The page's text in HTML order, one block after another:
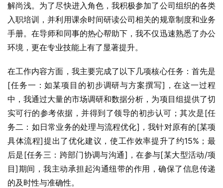
解尚浅。为了尽快进入角色，我积极参加了公司组织的各类
入职培训，并利用课余时间研读公司相关的规章制度和业务
手册。在导师和同事的热心帮助下，我不仅迅速熟悉了办公
环境，更在专业技能上有了显著提升。
在工作内容方面，我主要完成了以下几项核心任务：首先是
[任务一：如某项目的初步调研与方案撰写]，在这一过程
中，我通过大量的市场调研和数据分析，为项目组提供了切
实可行的参考依据，并得到了领导的初步认可；其次是[任
务二：如日常业务的处理与流程优化]，我针对原有的[某项
具体流程]提出了优化建议，使工作效率提升了约15%；最
后是[任务三：跨部门协调与沟通]，在参与[某大型活动/项
目]期间，我主动承担起沟通纽带的作用，确保了信息传递
的及时性与准确性。